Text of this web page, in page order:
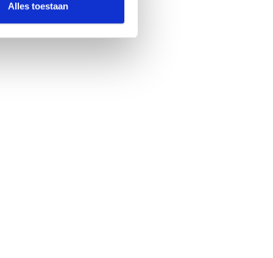
Alles toestaan